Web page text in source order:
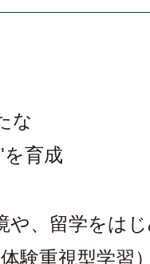
な
育成
や、留学をは
験重視型学習